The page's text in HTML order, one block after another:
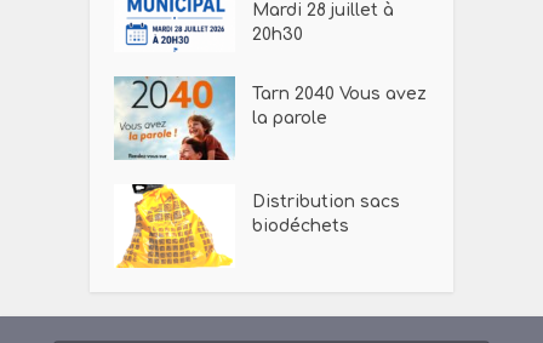
Mardi 28 juillet à
20h30
Tarn 2040 Vous avez
la parole
Distribution sacs
biodéchets